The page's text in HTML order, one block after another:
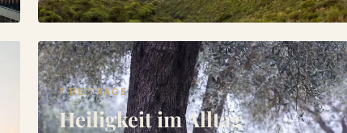
7 BEITRÄGE
Heiligkeit im Alltag